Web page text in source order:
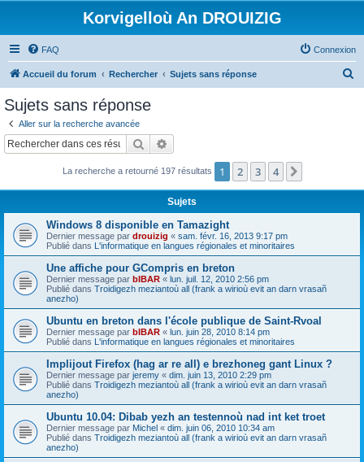
Korvigelloù An DROUIZIG
FAQ Connexion
Accueil du forum Rechercher Sujets sans réponse
c
Sujets sans réponse
Aller sur la recherche avancée
Rechercher
La recherche a retourné 197 résultats 1 2 3 4
Sujets
Windows 8 disponible en Tamazight
Dernier message par drouizig « sam. févr. 16, 2013 9:17 pm
Publié dans L'informatique en langues régionales et minoritaires
Une affiche pour GCompris en breton
Dernier message par bIBAR « lun. juil. 12, 2010 2:56 pm
Publié dans Troidigezh meziantoù all (frank a wirioù evit an darn vrasañ
anezho)
Ubuntu en breton dans l'école publique de Saint-Rvoal
Dernier message par bIBAR « lun. juin 28, 2010 8:14 pm
Publié dans L'informatique en langues régionales et minoritaires
Implijout Firefox (hag ar re all) e brezhoneg gant Linux ?
Dernier message par jeremy « dim. juin 13, 2010 2:29 pm
Publié dans Troidigezh meziantoù all (frank a wirioù evit an darn vrasañ
anezho)
Ubuntu 10.04: Dibab yezh an testennoù nad int ket troet
Dernier message par Michel « dim. juin 06, 2010 10:34 am
Publié dans Troidigezh meziantoù all (frank a wirioù evit an darn vrasañ
anezho)